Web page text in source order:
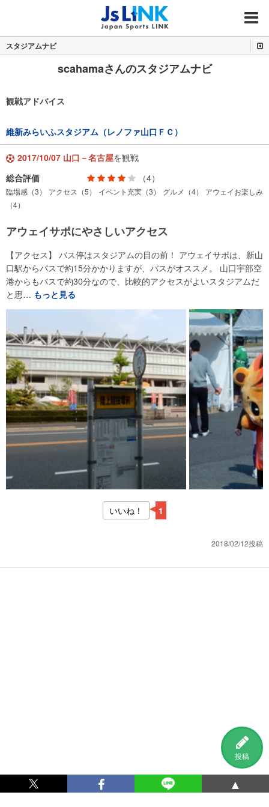
MENU
投稿
スタジアムナビ
scahamaさんのスタジアムナビ
観戦アドバイス
維新みらいふスタジアム（レノファ山口ＦＣ）
2017/10/07 山口－名古屋を観戦
総合評価
（4）
臨場感（3） アクセス（5） イベント充実（3） グルメ（4）
アウェイお楽しみ
（4）
アウェイサポにやさしいアクセス
【アクセス】 バス停はスタジアムの目の前！ アウェイサポは、新山
口駅からバスで約15分かかりますが、バスがオススメ。 山口宇部空
港からもバスで約30分なので、比較的アクセスがよいスタジアムだ
と思… もっと見る
いいね！ 1
2018/02/12投稿
▲